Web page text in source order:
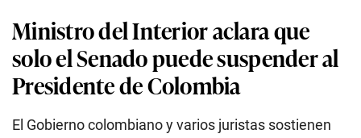
Ministro del Interior aclara que
solo el Senado puede suspender al
Presidente de Colombia
El Gobierno colombiano y varios juristas sostienen